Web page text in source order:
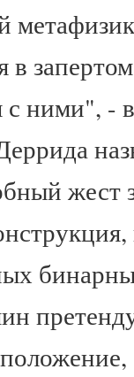
в
с ними", -
жест